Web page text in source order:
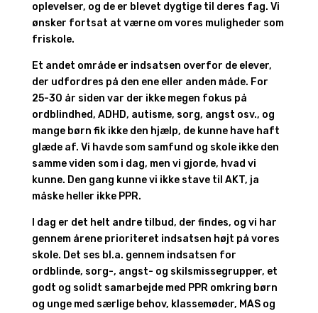
oplevelser, og de er blevet dygtige til deres fag. Vi
ønsker fortsat at værne om vores muligheder som
friskole.
Et andet område er indsatsen overfor de elever,
der udfordres på den ene eller anden måde. For
25-30 år siden var der ikke megen fokus på
ordblindhed, ADHD, autisme, sorg, angst osv., og
mange børn fik ikke den hjælp, de kunne have haft
glæde af. Vi havde som samfund og skole ikke den
samme viden som i dag, men vi gjorde, hvad vi
kunne. Den gang kunne vi ikke stave til AKT, ja
måske heller ikke PPR.
I dag er det helt andre tilbud, der findes, og vi har
gennem årene prioriteret indsatsen højt på vores
skole. Det ses bl.a. gennem indsatsen for
ordblinde, sorg-, angst- og skilsmissegrupper, et
godt og solidt samarbejde med PPR omkring børn
og unge med særlige behov, klassemøder, MAS og